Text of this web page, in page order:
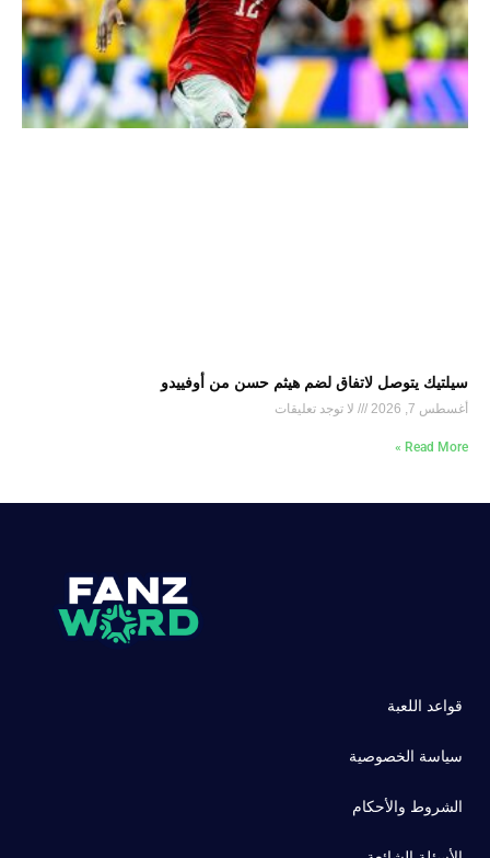
سيلتيك يتوصل لاتفاق لضم هيثم حسن من أوفييدو
أغسطس 7, 2026 لا توجد تعليقات
Read More »
قواعد اللعبة
سياسة الخصوصية
الشروط والأحكام